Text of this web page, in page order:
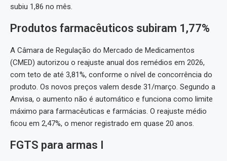
subiu 1,86 no mês.
Produtos farmacêuticos subiram 1,77%
A Câmara de Regulação do Mercado de Medicamentos
(CMED) autorizou o reajuste anual dos remédios em 2026,
com teto de até 3,81%, conforme o nível de concorrência do
produto. Os novos preços valem desde 31/março. Segundo a
Anvisa, o aumento não é automático e funciona como limite
máximo para farmacêuticas e farmácias. O reajuste médio
ficou em 2,47%, o menor registrado em quase 20 anos.
FGTS para armas I